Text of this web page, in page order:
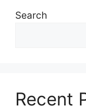
Search
Recent